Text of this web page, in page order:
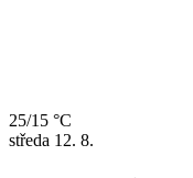
25/15 °C
středa 12. 8.